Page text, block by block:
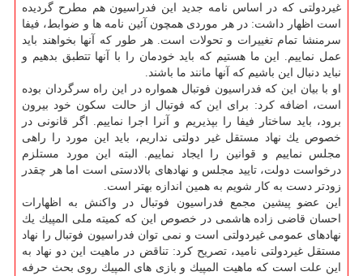
غیردولتی كه در اساس نامه جدید این فدراسیون هم مطرح گردیده
است اظهار داشت: در هر موردی همچون آئین نامه ها و ضوابط، فیفا
سرمنشا تمام تغییرات و تحولات است. هر طور كه آنها بخواهند باید
عمل نماییم. این ما هستیم كه باید خودمان را با آنها تتطبق بدهیم و
نباید دنبال این باشیم كه آنها مانند ما باشند.
او با بیان این كه فدراسیون فوتبال همواره در این راه سرگردان بوده
است، اضافه كرد: برای این كه فوتبال از حالت سكون خود بیرون
برود، باید ساختار فیفا را بپذیریم و آنرا اجرا نماییم. اگر قانونی در
خصوص یك نهاد مستقل غیر دولتی نداریم، باید این مورد را راهی
مجلس نماییم و قوانین را ایجاد نماییم. البته این مورد مستلزم
درخواست دولت، تایید مجلس و نهادهای بالادستی است اما هر چقدر
زودتر دست به كار شویم به همین اندازه بهتر است.
این عضو پیشین مجمع فدراسیون فوتبال در واكنش به اظهارات
احسان قاضی زاده هاشمی در خصوص این كه كمیته ملی المپیك یك
نهادهای عمومی غیردولتی است و نمی توان فدراسیون فوتبال را نهاد
مستقل غیردولتی نامید، تصریح كرد: تناقض در ماهیت این دو نهاد به
این علت است كه ماهیت المپیك و بازی های المپیك روی بحث حرفه